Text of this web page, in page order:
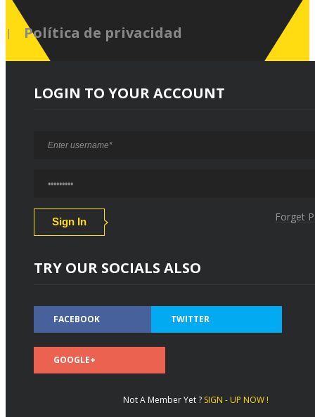
Política de privacidad
LOGIN TO YOUR ACCOUNT
Forget
TRY OUR SOCIALS ALSO
FACEBOOK TWITTER
GOOGLE+
Not A Member Yet ? SIGN - UP NOW !